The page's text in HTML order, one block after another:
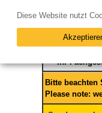
Ihr
Bitte beachten
Please note:
Diese Website nutzt